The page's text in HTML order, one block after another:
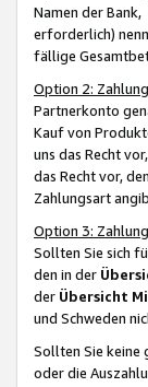
Namen der
erforderlich)
fällige
Option 2:
Partnerkonto
Kauf von
uns das Recht
das Recht vor,
Zahlungsart
Option 3:
Sollten Sie sich
den in der
der Übersicht
und Schweden
Sollten Sie keine
oder die